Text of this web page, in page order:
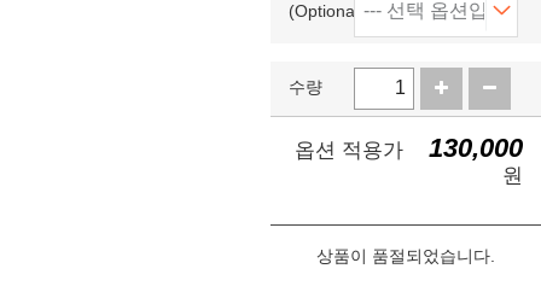
(Optional)
수량
옵션 적용가 130,000
원
상품이 품절되었습니다.